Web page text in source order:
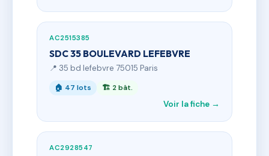
AC2515385
SDC 35 BOULEVARD LEFEBVRE
📍 35 bd lefebvre 75015 Paris
🏠 47 lots 🏗 2 bât.
Voir la fiche →
AC2928547